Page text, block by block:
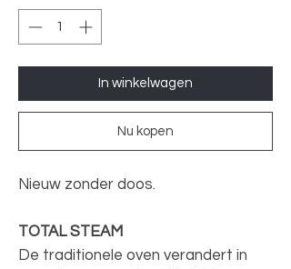
In winkelwagen
Nu kopen
Nieuw zonder doos.
TOTAL STEAM
De traditionele oven verandert in